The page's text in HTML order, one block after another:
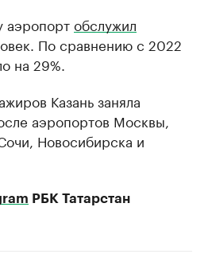
аэропортобслужил
По сравнению с 2022
на 29%.
Казань заняла
аэропортов Москвы,
Новосибирска и
РБК Татарстан